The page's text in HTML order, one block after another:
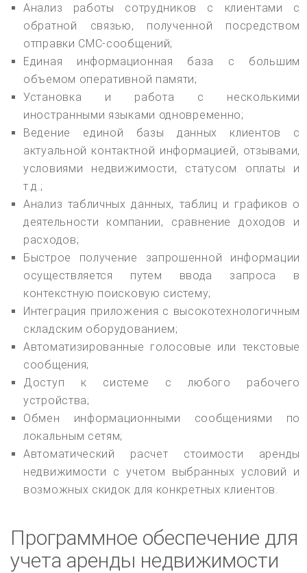
Анализ работы сотрудников с клиентами с
обратной связью, полученной посредством
отправки СМС-сообщений;
Единая информационная база с большим
объемом оперативной памяти;
Установка и работа с несколькими
иностранными языками одновременно;
Ведение единой базы данных клиентов с
актуальной контактной информацией, отзывами,
условиями недвижимости, статусом оплаты и
т.д.;
Анализ табличных данных, таблиц и графиков о
деятельности компании, сравнение доходов и
расходов;
Быстрое получение запрошенной информации
осуществляется путем ввода запроса в
контекстную поисковую систему;
Интеграция приложения с высокотехнологичным
складским оборудованием;
Автоматизированные голосовые или текстовые
сообщения;
Доступ к системе с любого рабочего
устройства;
Обмен информационными сообщениями по
локальным сетям;
Автоматический расчет стоимости аренды
недвижимости с учетом выбранных условий и
возможных скидок для конкретных клиентов.
Программное обеспечение для
учета аренды недвижимости